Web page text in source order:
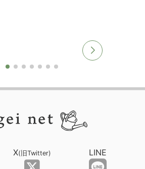
X(旧Twitter) LINE